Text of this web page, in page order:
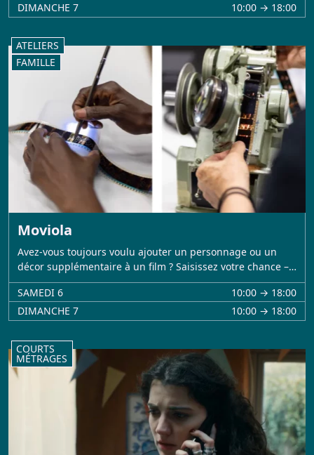
DIMANCHE 7
10:00 → 18:00
ATELIERS
FAMILLE
Moviola
Avez-vous toujours voulu ajouter un personnage ou un
décor supplémentaire à un film ? Saisissez votre chance –…
SAMEDI 6
10:00 → 18:00
DIMANCHE 7
10:00 → 18:00
COURTS
MÉTRAGES